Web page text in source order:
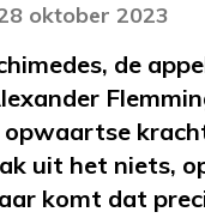
oktober 2023
de
uit het niets,
komt dat